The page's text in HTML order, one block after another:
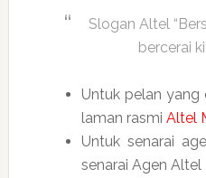
Slogan Altel
bercerai
Untuk pelan yang
laman rasmi Altel
Untuk senarai
senarai Agen Altel